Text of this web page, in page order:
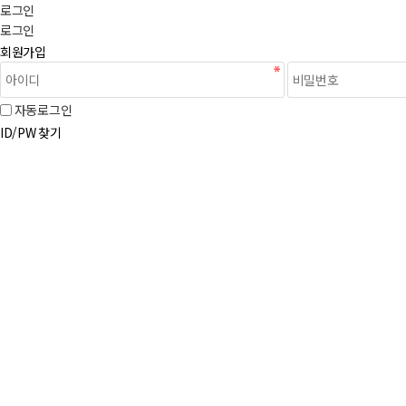
로그인
로그인
회원가입
자동로그인
ID/PW 찾기